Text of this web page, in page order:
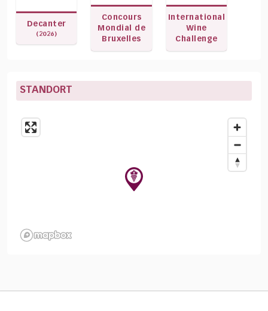
Decanter
(2026)
Concours
Mondial de
Bruxelles
International
Wine
Challenge
STANDORT